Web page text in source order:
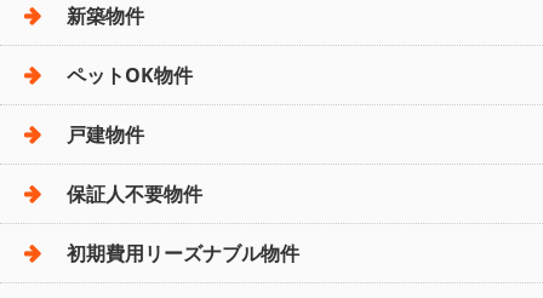
新築物件
ペットOK物件
戸建物件
保証人不要物件
初期費用リーズナブル物件